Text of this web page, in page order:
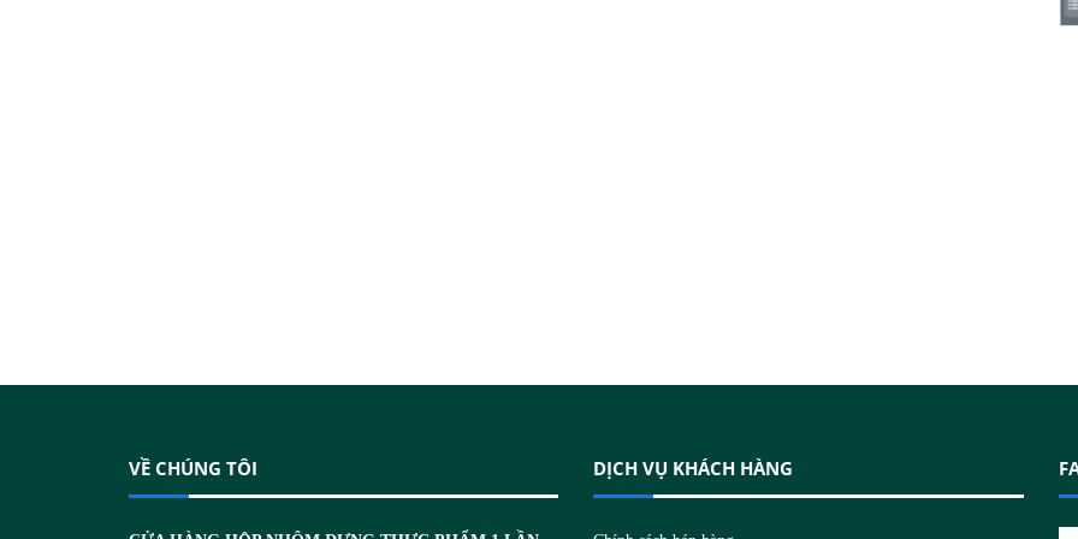
VỀ CHÚNG TÔI DỊCH VỤ KHÁCH HÀNG